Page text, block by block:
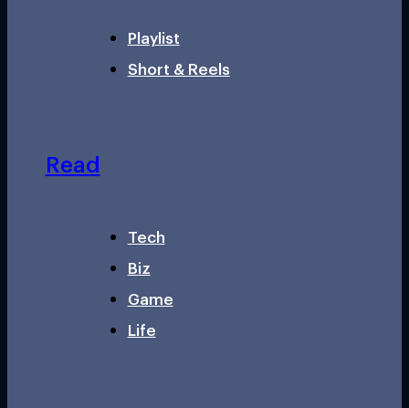
Playlist
Short & Reels
Read
Tech
Biz
Game
Life